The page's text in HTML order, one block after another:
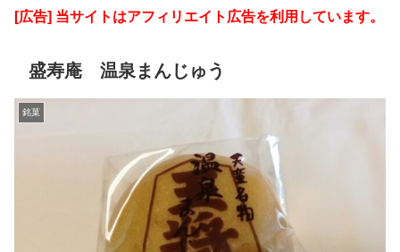
[広告] 当サイトはアフィリエイト広告を利用しています。
盛寿庵 温泉まんじゅう
銘菓